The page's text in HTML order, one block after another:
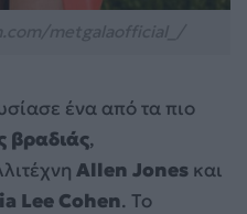
ένα από τα πιο
βραδιάς,
Allen Jones και
Lee Cohen. Το